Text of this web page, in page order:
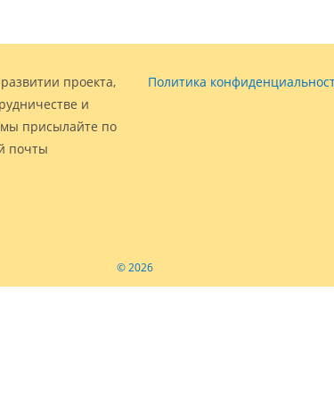
проекта,
и
присылайте по
почты
Политика
© 2026